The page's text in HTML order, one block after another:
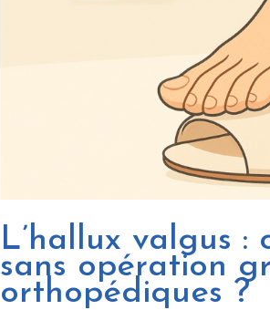
L’hallux valgus
sans opération
orthopédiques ?